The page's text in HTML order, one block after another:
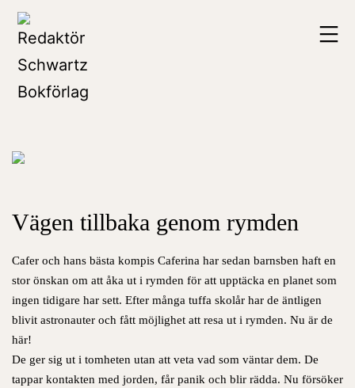
Hoppa
innehåll
Redaktör
Schwartz
Bokförlag
Vägen tillbaka genom rymden
Cafer och hans bästa kompis Caferina har sedan barnsben haft en
stor önskan om att åka ut i rymden för att upptäcka en planet som
ingen tidigare har sett. Efter många tuffa skolår har de äntligen
blivit astronauter och fått möjlighet att resa ut i rymden. Nu är de
här!
De ger sig ut i tomheten utan att veta vad som väntar dem. De
tappar kontakten med jorden, får panik och blir rädda. Nu försöker